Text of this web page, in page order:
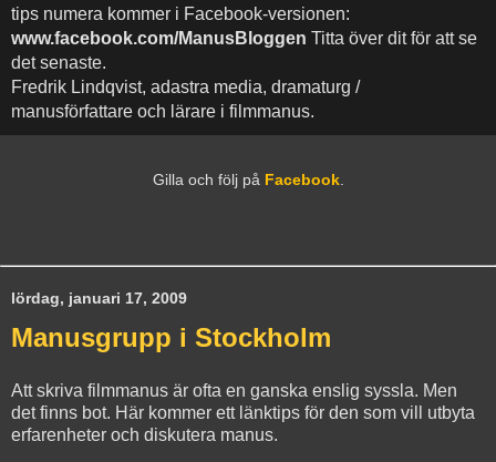
tips numera kommer i Facebook-versionen:
www.facebook.com/ManusBloggen Titta över dit för att se
det senaste.
Fredrik Lindqvist, adastra media, dramaturg /
manusförfattare och lärare i filmmanus.
Gilla och följ på Facebook.
lördag, januari 17, 2009
Manusgrupp i Stockholm
Att skriva filmmanus är ofta en ganska enslig syssla. Men
det finns bot. Här kommer ett länktips för den som vill utbyta
erfarenheter och diskutera manus.